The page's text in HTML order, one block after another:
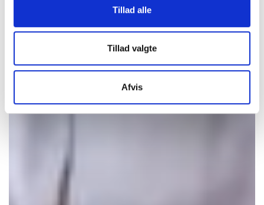
Tillad alle
Tillad valgte
Afvis